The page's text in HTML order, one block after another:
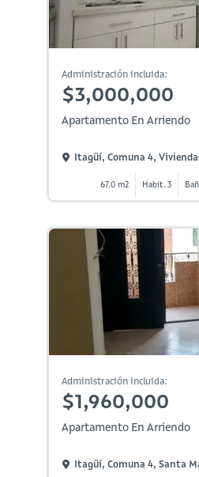
Administración incluida:
$3,000,000
Apartamento En Arriendo
Itagüí, Comuna 4,
67.0 m2 Habit. 3
Administración incluida:
$1,960,000
Apartamento En Arriendo
Itagüí, Comuna 4, Santa